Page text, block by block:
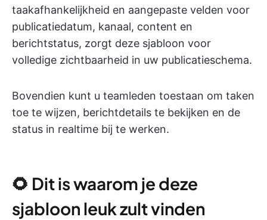
taakafhankelijkheid en aangepaste velden voor
publicatiedatum, kanaal, content en
berichtstatus, zorgt deze sjabloon voor
volledige zichtbaarheid in uw publicatieschema.
Bovendien kunt u teamleden toestaan om taken
toe te wijzen, berichtdetails te bekijken en de
status in realtime bij te werken.
🌻 Dit is waarom je deze
sjabloon leuk zult vinden